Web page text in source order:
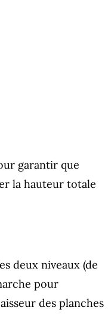
garantir que
la hauteur totale
deux niveaux (de
pour
des planches